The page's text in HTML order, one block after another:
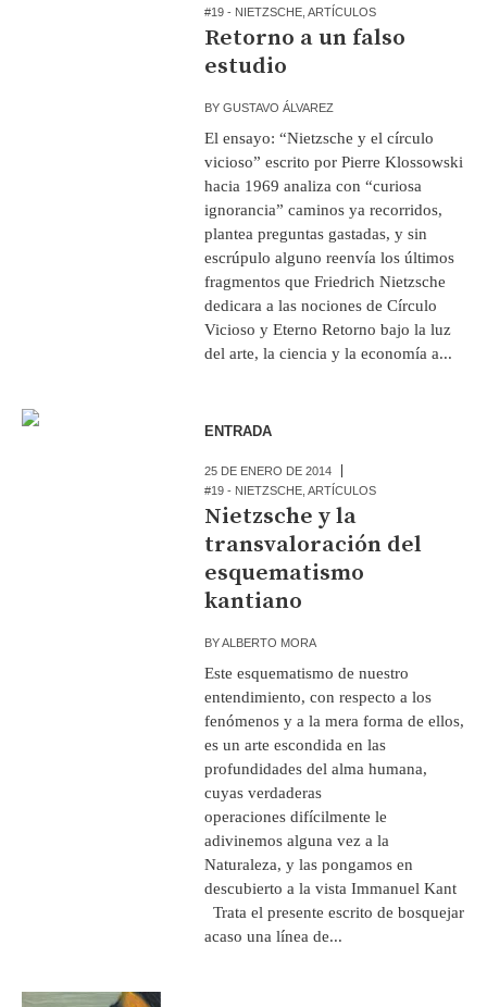
#19 - NIETZSCHE ,ARTÍCULOS
Retorno a un falso
estudio
BYGUSTAVO ÁLVAREZ
El ensayo: “Nietzsche y el círculo
vicioso” escrito por Pierre Klossowski
hacia 1969 analiza con “curiosa
ignorancia” caminos ya recorridos,
plantea preguntas gastadas, y sin
escrúpulo alguno reenvía los últimos
fragmentos que Friedrich Nietzsche
dedicara a las nociones de Círculo
Vicioso y Eterno Retorno bajo la luz
del arte, la ciencia y la economía a...
ENTRADA
25 DE ENERO DE 2014
#19 - NIETZSCHE ,ARTÍCULOS
Nietzsche y la
transvaloración del
esquematismo
kantiano
BYALBERTO MORA
Este esquematismo de nuestro
entendimiento, con respecto a los
fenómenos y a la mera forma de ellos,
es un arte escondida en las
profundidades del alma humana,
cuyas verdaderas
operaciones difícilmente le
adivinemos alguna vez a la
Naturaleza, y las pongamos en
descubierto a la vista Immanuel Kant
Trata el presente escrito de bosquejar
acaso una línea de...